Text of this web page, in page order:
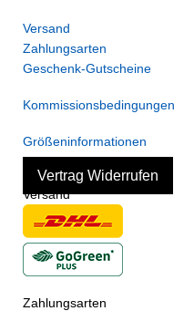
Versand
Zahlungsarten
Geschenk-Gutscheine
Kommissionsbedingungen
Größeninformationen
Vertrag Widerrufen
Versand
Zahlungsarten